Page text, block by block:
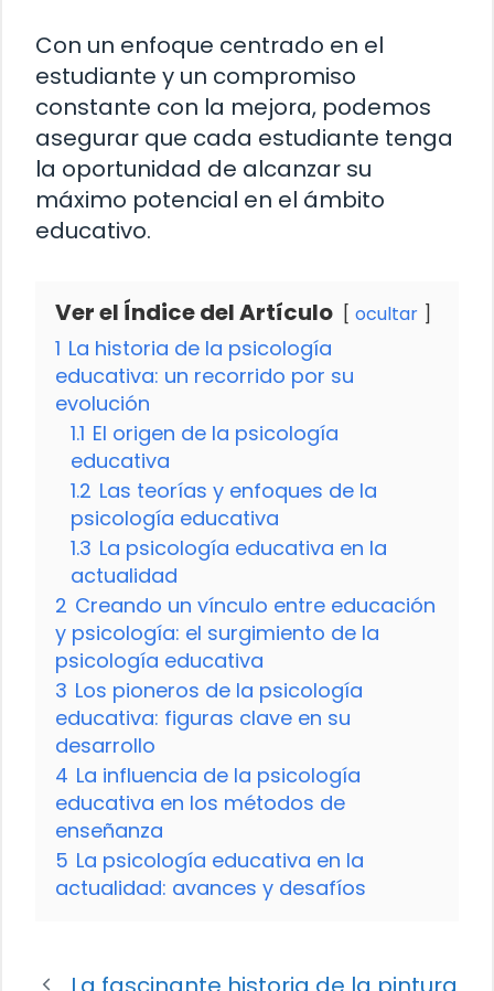
Con un enfoque centrado en el
estudiante y un compromiso
constante con la mejora, podemos
asegurar que cada estudiante tenga
la oportunidad de alcanzar su
máximo potencial en el ámbito
educativo.
Ver el Índice del Artículo ocultar
1 La historia de la psicología
educativa: un recorrido por su
evolución
1.1 El origen de la psicología
educativa
1.2 Las teorías y enfoques de la
psicología educativa
1.3 La psicología educativa en la
actualidad
2 Creando un vínculo entre educación
y psicología: el surgimiento de la
psicología educativa
3 Los pioneros de la psicología
educativa: figuras clave en su
desarrollo
4 La influencia de la psicología
educativa en los métodos de
enseñanza
5 La psicología educativa en la
actualidad: avances y desafíos